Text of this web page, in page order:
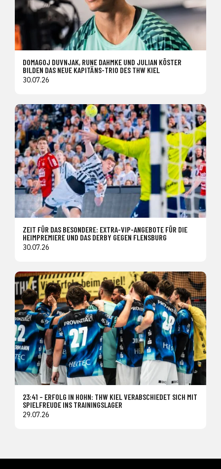
DOMAGOJ DUVNJAK, RUNE DAHMKE UND JULIAN KÖSTER
BILDEN DAS NEUE KAPITÄNS-TRIO DES THW KIEL
30.07.26
ZEIT FÜR DAS BESONDERE: EXTRA-VIP-ANGEBOTE FÜR DIE
HEIMPREMIERE UND DAS DERBY GEGEN FLENSBURG
30.07.26
23:41 – ERFOLG IN HOHN: THW KIEL VERABSCHIEDET SICH MIT
SPIELFREUDE INS TRAININGSLAGER
29.07.26